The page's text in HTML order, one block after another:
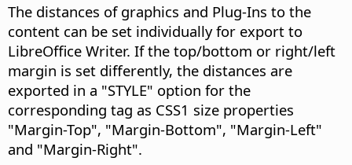
The distances of graphics and Plug-Ins to the
content can be set individually for export to
LibreOffice Writer. If the top/bottom or right/left
margin is set differently, the distances are
exported in a "STYLE" option for the
corresponding tag as CSS1 size properties
"Margin-Top", "Margin-Bottom", "Margin-Left"
and "Margin-Right".